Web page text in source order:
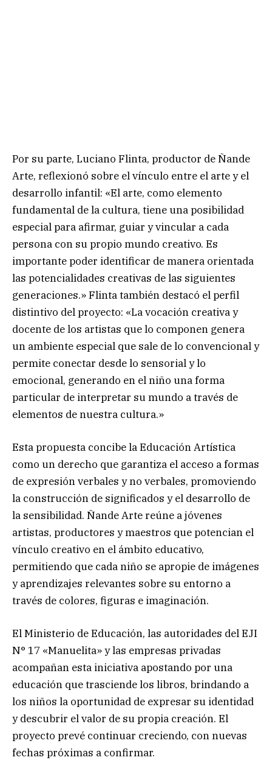
Por su parte, Luciano Flinta, productor de Ñande
Arte, reflexionó sobre el vínculo entre el arte y el
desarrollo infantil: «El arte, como elemento
fundamental de la cultura, tiene una posibilidad
especial para afirmar, guiar y vincular a cada
persona con su propio mundo creativo. Es
importante poder identificar de manera orientada
las potencialidades creativas de las siguientes
generaciones.» Flinta también destacó el perfil
distintivo del proyecto: «La vocación creativa y
docente de los artistas que lo componen genera
un ambiente especial que sale de lo convencional y
permite conectar desde lo sensorial y lo
emocional, generando en el niño una forma
particular de interpretar su mundo a través de
elementos de nuestra cultura.»
Esta propuesta concibe la Educación Artística
como un derecho que garantiza el acceso a formas
de expresión verbales y no verbales, promoviendo
la construcción de significados y el desarrollo de
la sensibilidad. Ñande Arte reúne a jóvenes
artistas, productores y maestros que potencian el
vínculo creativo en el ámbito educativo,
permitiendo que cada niño se apropie de imágenes
y aprendizajes relevantes sobre su entorno a
través de colores, figuras e imaginación.
El Ministerio de Educación, las autoridades del EJI
N° 17 «Manuelita» y las empresas privadas
acompañan esta iniciativa apostando por una
educación que trasciende los libros, brindando a
los niños la oportunidad de expresar su identidad
y descubrir el valor de su propia creación. El
proyecto prevé continuar creciendo, con nuevas
fechas próximas a confirmar.